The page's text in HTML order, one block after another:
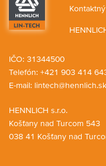
HENNLICH s.r.o.
Košťany nad Turcom 543
038 41 Košťany nad
IČO: 31344500
Telefón: +421 903 414
E-mail: lintech@hennlich.sk